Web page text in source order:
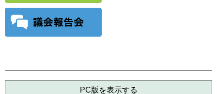
PC版を表示する